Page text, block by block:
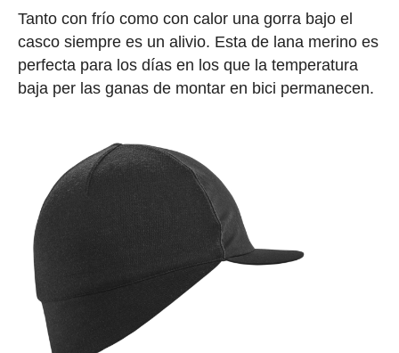
Tanto con frío como con calor una gorra bajo el
casco siempre es un alivio. Esta de lana merino es
perfecta para los días en los que la temperatura
baja per las ganas de montar en bici permanecen.